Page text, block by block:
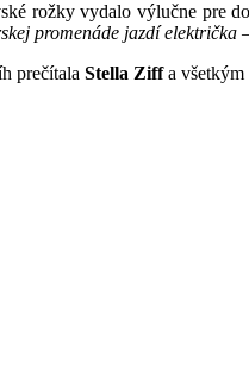
rožky vydalo výlučne pre
promenáde jazdí električka
prečítala Stella Ziffa všetkým